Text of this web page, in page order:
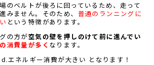
のベルトが後ろに回っているため、走って
みません。そのため、 普通のランニングに
という特徴があります。
の方が空気の壁を押しのけて前に進んでい
消費量が多く なります。
エネルギー消費が大きい となります！